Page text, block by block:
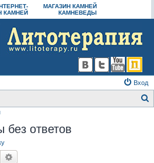
КАМНЕЙ
МАГАЗИН КАМНЕЙ
КАМНЕВЕДЫ
Вход
без ответов
Поиск